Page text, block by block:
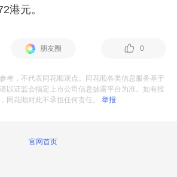
港元。
朋友圈 0
考，不代表同花顺观点。同花顺各类信息服务基于
以证监会指定上市公司信息披露平台为准。如有投
同花顺对此不承担任何责任。举报
官网首页